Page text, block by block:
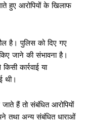
हुए आरोपियों के खिलाफ
है। पुलिस को दिए गए
जाने की संभावना है।
कार्रवाई या
थी।
हैं तो संबंधित आरोपियों
तथा अन्य संबंधित धाराओं